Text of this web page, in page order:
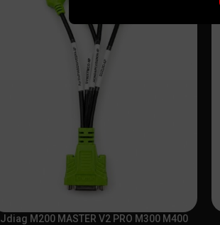
Jdiag M200 MASTER V2 PRO M300 M400